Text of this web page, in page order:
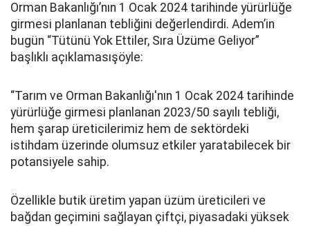
Orman Bakanlığı’nın 1 Ocak 2024 tarihinde yürürlüğe
girmesi planlanan tebliğini değerlendirdi. Adem’in
bugün “Tütünü Yok Ettiler, Sıra Üzüme Geliyor”
başlıklı açıklamasışöyle:
“Tarım ve Orman Bakanlığı'nın 1 Ocak 2024 tarihinde
yürürlüğe girmesi planlanan 2023/50 sayılı tebliği,
hem şarap üreticilerimiz hem de sektördeki
istihdam üzerinde olumsuz etkiler yaratabilecek bir
potansiyele sahip.
Özellikle butik üretim yapan üzüm üreticileri ve
bağdan geçimini sağlayan çiftçi, piyasadaki yüksek